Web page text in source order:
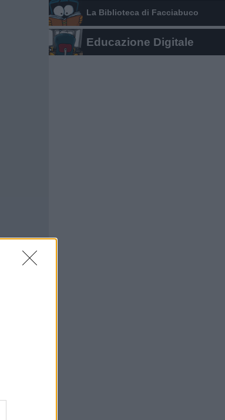
La Biblioteca di Facciabuco
Educazione Digitale